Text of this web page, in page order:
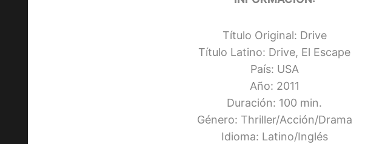
Título Original: Drive
Título Latino: Drive, El Escape
País: USA
Año: 2011
Duración: 100 min.
Género: Thriller/Acción/Drama
Idioma: Latino/Inglés